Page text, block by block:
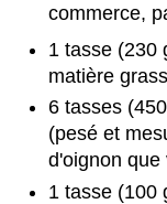
commerce,
1 tasse (230
matière
6 tasses
(pesé et
d'oignon que
1 tasse (100